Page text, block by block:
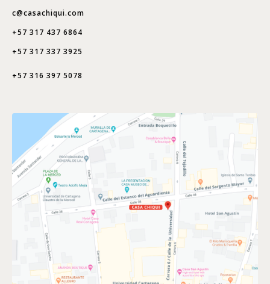
c@casachiqui.com
+57 317 437 6864
+57 317 337 3925
+57 316 397 5078